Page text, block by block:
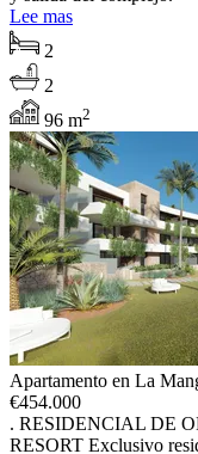
Lee mas
2
2
96 m2
Apartamento en La
€454.000
. RESIDENCIAL DE
RESORT Exclusivo